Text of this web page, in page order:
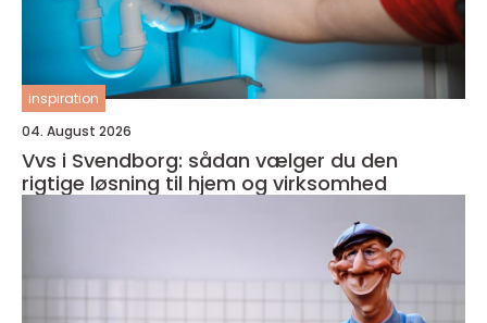
inspiration
04. August 2026
Vvs i Svendborg: sådan vælger du den
rigtige løsning til hjem og virksomhed